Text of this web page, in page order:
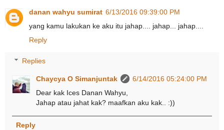
danan wahyu sumirat 6/13/2016 09:39:00 PM
yang kamu lakukan ke aku itu jahap.... jahap... jahap....
Reply
Replies
Chaycya O Simanjuntak
6/14/2016 05:24:00 PM
Dear kak Ices Danan Wahyu,
Jahap atau jahat kak? maafkan aku kak.. :))
Reply